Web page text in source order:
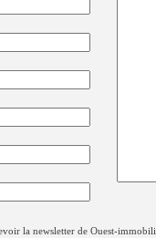
la newsletter de Ouest-